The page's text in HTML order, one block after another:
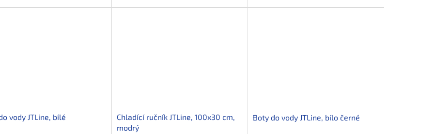
vody JTLine, bílé
Chladící ručník JTLine, 100x30 cm,
modrý
Boty do vody JTLine, bílo černé